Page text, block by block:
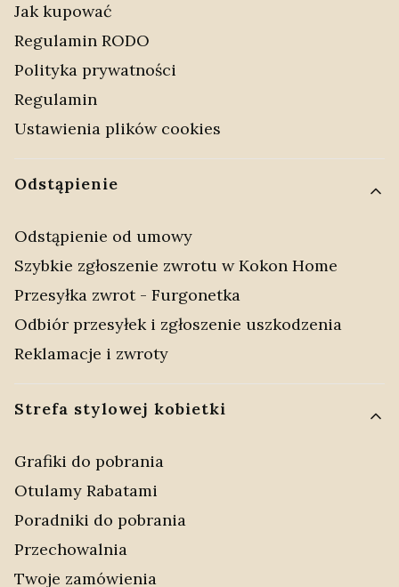
Jak kupować
Regulamin RODO
Polityka prywatności
Regulamin
Ustawienia plików cookies
Odstąpienie
Odstąpienie od umowy
Szybkie zgłoszenie zwrotu w Kokon Home
Przesyłka zwrot - Furgonetka
Odbiór przesyłek i zgłoszenie uszkodzenia
Reklamacje i zwroty
Strefa stylowej kobietki
Grafiki do pobrania
Otulamy Rabatami
Poradniki do pobrania
Przechowalnia
Twoje zamówienia